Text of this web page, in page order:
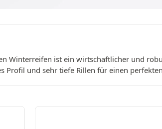
Winterreifen ist ein wirtschaftlicher und
und sehr tiefe Rillen für einen